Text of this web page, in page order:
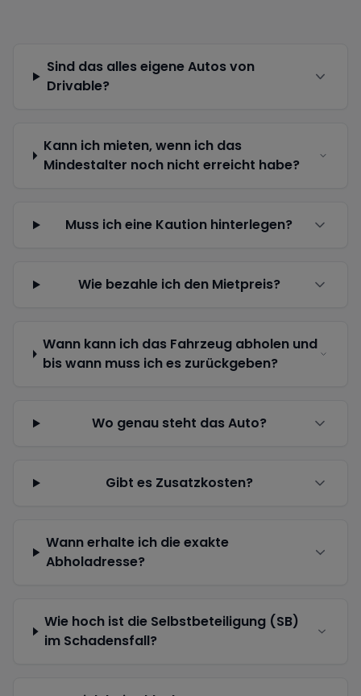
Sind das alles eigene Autos von
Drivable?
Kann ich mieten, wenn ich das
Mindestalter noch nicht erreicht habe?
Muss ich eine Kaution hinterlegen?
Wie bezahle ich den Mietpreis?
Wann kann ich das Fahrzeug abholen und
bis wann muss ich es zurückgeben?
Wo genau steht das Auto?
Gibt es Zusatzkosten?
Wann erhalte ich die exakte
Abholadresse?
Wie hoch ist die Selbstbeteiligung (SB)
im Schadensfall?